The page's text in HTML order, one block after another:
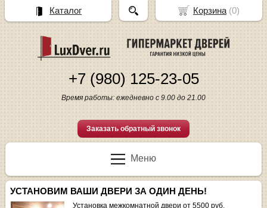
+7 (980) 125-23-05
Время работы: ежедневно с 9.00 до 21.00
Заказать обратный звонок
Меню
УСТАНОВИМ ВАШИ ДВЕРИ ЗА ОДИН ДЕНЬ!
Установка межкомнатной двери от 5500 руб.
Корзина(0)
Каталог